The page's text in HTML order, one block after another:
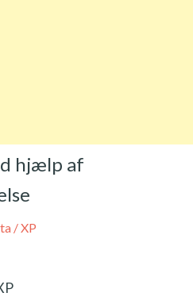
hjælp af
/ XP